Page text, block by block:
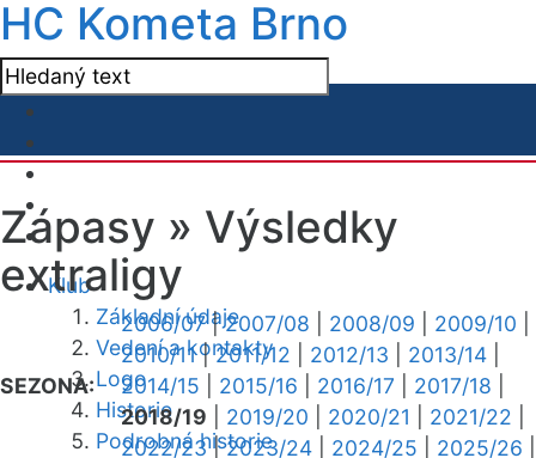
HC Kometa Brno
Klub
Základní údaje
Vedení a kontakty
Logo
Historie
Podrobná historie
Zápasy » Výsledky
extraligy
SEZONA:
2006/07|2007/08 2008/09 2009/10
2010/11|2011/12 2012/13 2013/14
2014/15
2015/16 2016/17 2017/18
2018/19
2019/20 2020/21 2021/22
2022/23|2023/24 2024/25 2025/26